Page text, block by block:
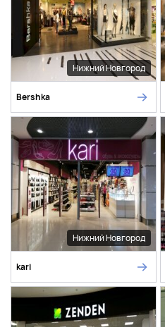
Нижний Новгород
Bershka
Нижний Новгород
kari